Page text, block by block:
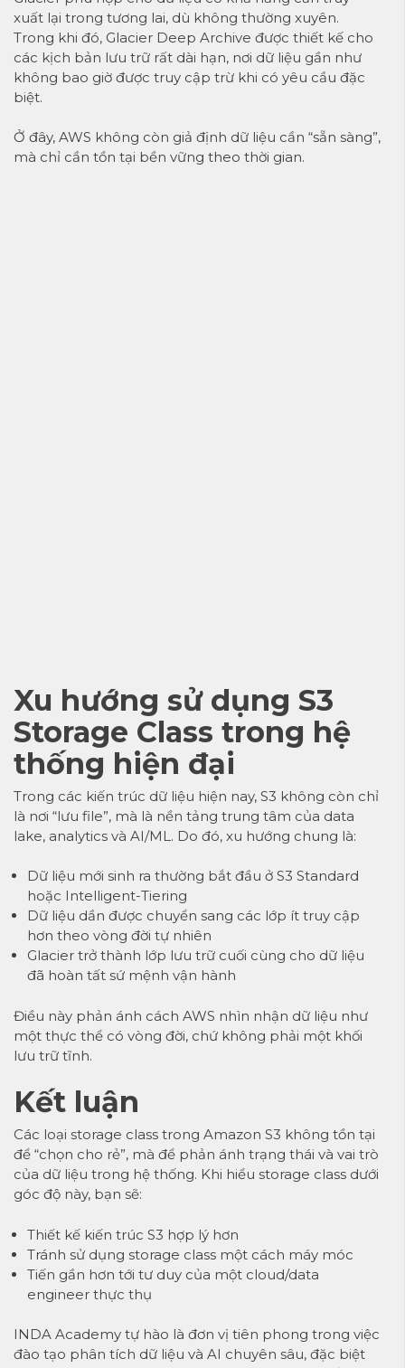
xuất lại trong tương lai, dù không thường xuyên.
Trong khi đó, Glacier Deep Archive được thiết kế cho
các kịch bản lưu trữ rất dài hạn, nơi dữ liệu gần như
không bao giờ được truy cập trừ khi có yêu cầu đặc
biệt.
Ở đây, AWS không còn giả định dữ liệu cần “sẵn sàng”,
mà chỉ cần tồn tại bền vững theo thời gian.
Xu hướng sử dụng S3
Storage Class trong hệ
thống hiện đại
Trong các kiến trúc dữ liệu hiện nay, S3 không còn chỉ
là nơi “lưu file”, mà là nền tảng trung tâm của data
lake, analytics và AI/ML. Do đó, xu hướng chung là:
Dữ liệu mới sinh ra thường bắt đầu ở S3 Standard
hoặc Intelligent-Tiering
Dữ liệu dần được chuyển sang các lớp ít truy cập
hơn theo vòng đời tự nhiên
Glacier trở thành lớp lưu trữ cuối cùng cho dữ liệu
đã hoàn tất sứ mệnh vận hành
Điều này phản ánh cách AWS nhìn nhận dữ liệu như
một thực thể có vòng đời, chứ không phải một khối
lưu trữ tĩnh.
Kết luận
Các loại storage class trong Amazon S3 không tồn tại
để “chọn cho rẻ”, mà để phản ánh trạng thái và vai trò
của dữ liệu trong hệ thống. Khi hiểu storage class dưới
góc độ này, bạn sẽ:
Thiết kế kiến trúc S3 hợp lý hơn
Tránh sử dụng storage class một cách máy móc
Tiến gần hơn tới tư duy của một cloud/data
engineer thực thụ
INDA Academy tự hào là đơn vị tiên phong trong việc
đào tạo phân tích dữ liệu và AI chuyên sâu, đặc biệt